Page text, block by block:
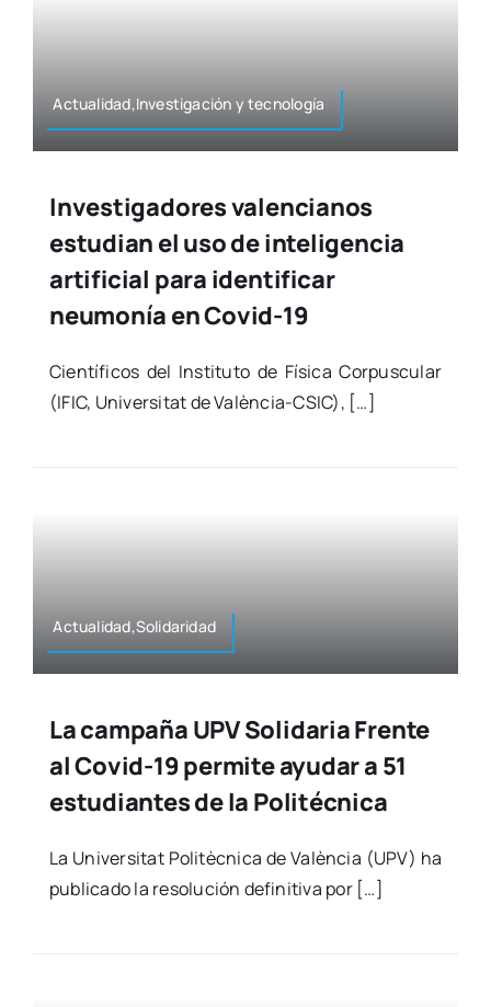
Actualidad,Investigación y tec­no­lo­gía
Investigadores valencianos
estudian el uso de inteligencia
artificial para identificar
neumonía en Covid-19
Cien­tí­fi­cos del Ins­ti­tu­to de Físi­ca Cor­pus­cu­lar
(IFIC, Uni­ver­si­tat de Valè­­n­­­cia-CSIC), […]
Actualidad,Solidaridad
La campaña UPV Solidaria Frente
al Covid-19 permite ayudar a 51
estudiantes de la Politécnica
La Uni­ver­si­tat Poli­tèc­ni­ca de Valèn­cia (UPV) ha
publi­ca­do la reso­lu­ción defi­ni­ti­va por […]